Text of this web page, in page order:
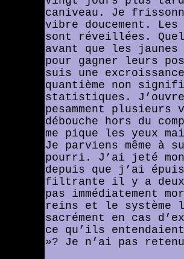
caniveau. Je
vibre doucement. Les
sont réveillées.
avant que les
pour gagner leurs
suis une
quantième non
statistiques.
pesamment
débouche hors du
me pique les yeux
Je parviens même à
pourri. J’ai jeté
depuis que j’ai
filtrante il y a deux
pas immédiatement
reins et le système
sacrément en cas
ce qu’ils
»? Je n’ai pas